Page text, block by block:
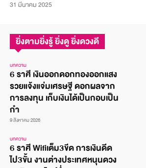
31 มีนาคม 2025
ยิ่งตามยิ่งรู้ ยิ่งดู ยิ่งดวงดี
บทความ
6 ราศี เงินออกดอกทองออกแสง
รวยแจ้งแจ่มเศรษฐี ดอกผลจาก
การลงทุน เก็บเงินได้เป็นกอบเป็น
กำ
9 สิงหาคม 2026
บทความ
6 ราศี Wifiเต็ม3ขีด การเงินดีด
ไป3ขั้น งานต่างประเทศหนุนดวง